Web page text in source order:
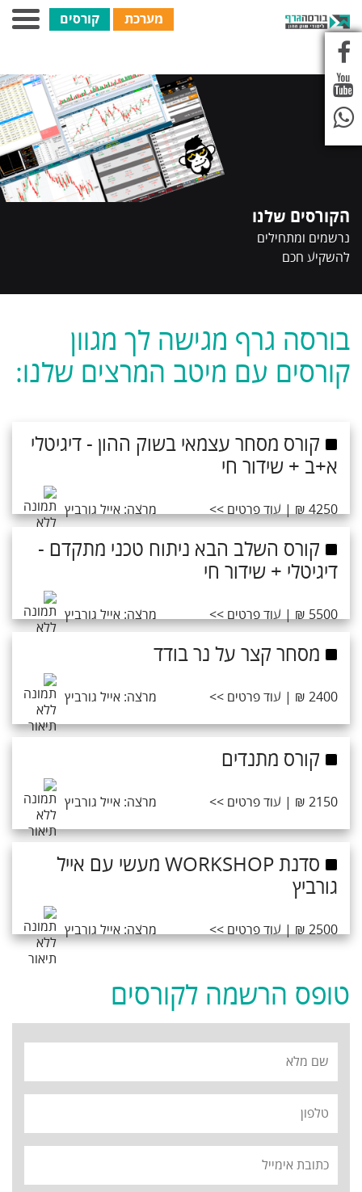
קורסים מערכת
הקורסים שלנו
נרשמים ומתחילים
להשקיע חכם
בורסה גרף מגישה לך מגוון
קורסים עם מיטב המרצים שלנו:
קורס מסחר עצמאי בשוק ההון - דיגיטלי
א+ב + שידור חי
4250 ₪ | עוד פרטים >> מרצה: אייל גורביץ
קורס השלב הבא ניתוח טכני מתקדם -
דיגיטלי + שידור חי
5500 ₪ | עוד פרטים >> מרצה: אייל גורביץ
מסחר קצר על נר בודד
2400 ₪ | עוד פרטים >> מרצה: אייל גורביץ
קורס מתנדים
2150 ₪ | עוד פרטים >> מרצה: אייל גורביץ
סדנת WORKSHOP מעשי עם אייל
גורביץ
2500 ₪ | עוד פרטים >> מרצה: אייל גורביץ
טופס הרשמה לקורסים